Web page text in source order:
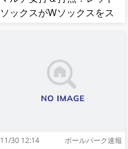
ソックスがWソックスをス
11/30 12:14 ボールパーク速報